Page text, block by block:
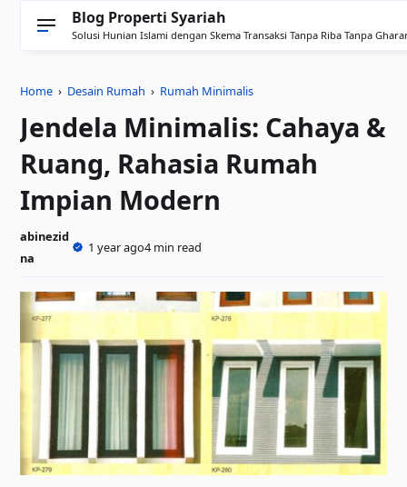
Blog Properti Syariah
Solusi Hunian Islami dengan Skema Transaksi Tanpa Riba Tanpa
Home › Desain Rumah › Rumah Minimalis
Jendela Minimalis: Cahaya &
Ruang, Rahasia Rumah
Impian Modern
abinezid
na
1 year ago4 min read